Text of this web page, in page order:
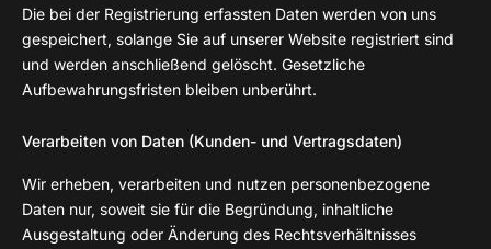
Die bei der Registrierung erfassten Daten werden von uns
gespeichert, solange Sie auf unserer Website registriert sind
und werden anschließend gelöscht. Gesetzliche
Aufbewahrungsfristen bleiben unberührt.
Verarbeiten von Daten (Kunden- und Vertragsdaten)
Wir erheben, verarbeiten und nutzen personenbezogene
Daten nur, soweit sie für die Begründung, inhaltliche
Ausgestaltung oder Änderung des Rechtsverhältnisses